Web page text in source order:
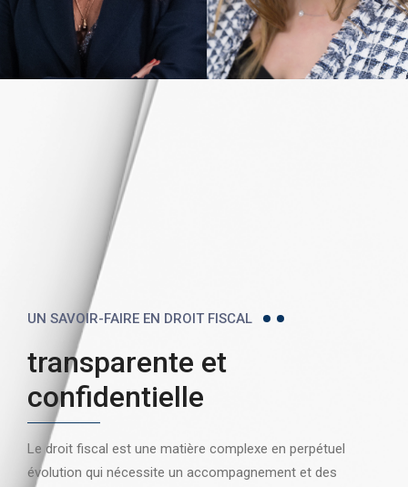
UN SAVOIR-FAIRE EN DROIT FISCAL
transparente et
confidentielle
Le droit fiscal est une matière complexe en perpétuel
évolution qui nécessite un accompagnement et des